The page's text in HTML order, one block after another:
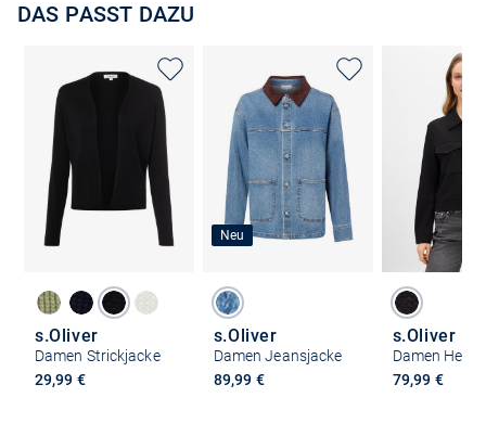
DAS PASST DAZU
s.Oliver
Damen Strickjacke
29,99 €
Neu
s.Oliver
Damen Jeansjacke
89,99 €
s.Oliver
Damen
79,99 €